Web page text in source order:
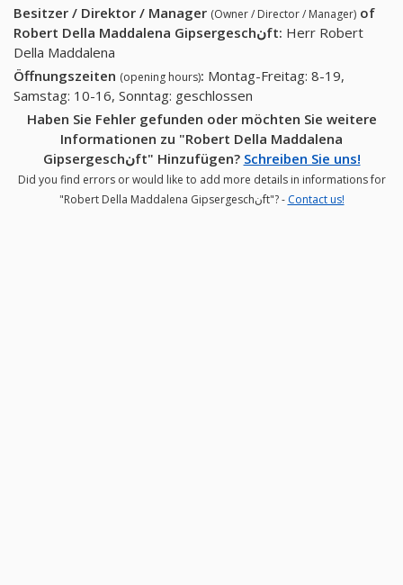
Besitzer / Direktor / Manager (Owner / Director / Manager) of
Robert Della Maddalena Gipsergeschنft: Herr Robert
Della Maddalena
Öffnungszeiten (opening hours): Montag-Freitag: 8-19,
Samstag: 10-16, Sonntag: geschlossen
Haben Sie Fehler gefunden oder möchten Sie weitere
Informationen zu "Robert Della Maddalena
Gipsergeschنft" Hinzufügen? Schreiben Sie uns!
Did you find errors or would like to add more details in informations for
"Robert Della Maddalena Gipsergeschنft"? - Contact us!